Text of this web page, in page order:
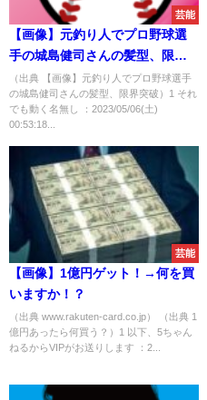
芸能
【画像】元釣り人でプロ野球選
手の城島健司さんの髪型、限界
突破
（出典 【画像】元釣り人でプロ野球選手
の城島健司さんの髪型、限界突破）1 それ
でも動く名無し ：2023/05/06(土)
00:53:18...
芸能
【画像】1億円ゲット！→何を買
いますか！？
（出典 www.rakuten-card.co.jp） （出典 1
億円あったら何買う？）1 以下、5ちゃん
ねるからVIPがお送りします ：2...